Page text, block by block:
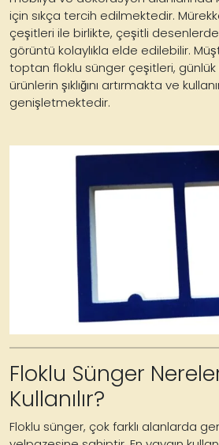
için sıkça tercih edilmektedir.
çeşitleri ile birlikte, çeşitli
görüntü kolaylıkla elde edilebilir.
toptan floklu sünger çeşitleri, günlük
ürünlerin şıklığını artırmakta ve
genişletmektedir.
Floklu Sünger
Kullanılır?
Floklu sünger, çok farklı alanlarda